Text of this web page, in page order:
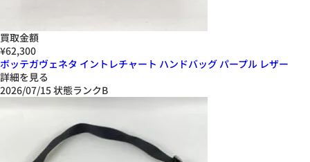
買取金額
¥62,300
ボッテガヴェネタ イントレチャート ハンドバッグ パープル レザー
詳細を見る
2026/07/15状態ランクB